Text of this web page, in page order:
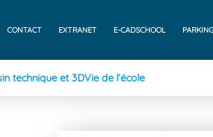
CONTACT EXTRANET E-CADSCHOOL
technique et 3DVie de l’école